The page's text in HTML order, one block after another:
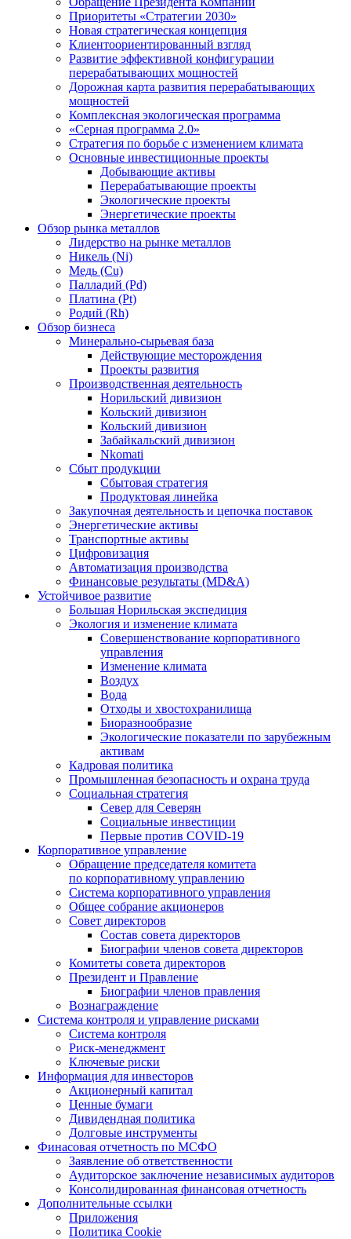
Приоритеты «Стратегии 2030»
Новая стратегическая концепция
Клиентоориентированный взгляд
Развитие эффективной конфигурации
перерабатывающих мощностей
Дорожная карта развития перерабатывающих
мощностей
Комплексная экологическая программа
«Серная программа 2.0»
Стратегия по борьбе с изменением климата
Основные инвестиционные проекты
Добывающие активы
Перерабатывающие проекты
Экологические проекты
Энергетические проекты
Обзор рынка металлов
Лидерство на рынке металлов
Никель (Ni)
Медь (Cu)
Палладий (Pd)
Платина (Pt)
Родий (Rh)
Обзор бизнеса
Минерально-сырьевая база
Действующие месторождения
Проекты развития
Производственная деятельность
Норильский дивизион
Кольский дивизион
Кольский дивизион
Забайкальский дивизион
Nkomati
Сбыт продукции
Сбытовая стратегия
Продуктовая линейка
Закупочная деятельность и цепочка поставок
Энергетические активы
Транспортные активы
Цифровизация
Автоматизация производства
Финансовые результаты (MD&A)
Устойчивое развитие
Большая Норильская экспедиция
Экология и изменение климата
Совершенствование корпоративного
управления
Изменение климата
Воздух
Вода
Отходы и хвостохранилища
Биоразнообразие
Экологические показатели по зарубежным
активам
Кадровая политика
Промышленная безопасность и охрана труда
Социальная стратегия
Север для Северян
Социальные инвестиции
Первые против COVID‑19
Корпоративное управление
Обращение председателя комитета
по корпоративному управлению
Система корпоративного управления
Общее собрание акционеров
Совет директоров
Состав совета директоров
Биографии членов совета директоров
Комитеты совета директоров
Президент и Правление
Биографии членов правления
Вознаграждение
Система контроля и управление рисками
Система контроля
Риск-менеджмент
Ключевые риски
Информация для инвесторов
Акционерный капитал
Ценные бумаги
Дивидендная политика
Долговые инструменты
Финасовая отчетность по МСФО
Заявление об ответственности
Аудиторское заключение независимых аудиторов
Консолидированная финансовая отчетность
Дополнительные ссылки
Приложения
Политика Cookie